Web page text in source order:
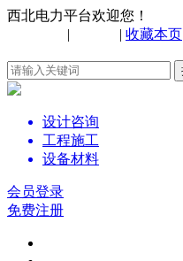
西北电力平台欢迎您！
| | 收藏本页
设计咨询
工程施工
设备材料
会员登录
免费注册